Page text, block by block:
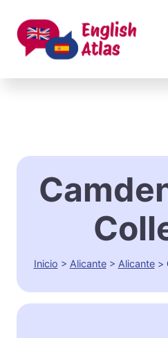
contenido
Inicio > Alicante> Alicante>